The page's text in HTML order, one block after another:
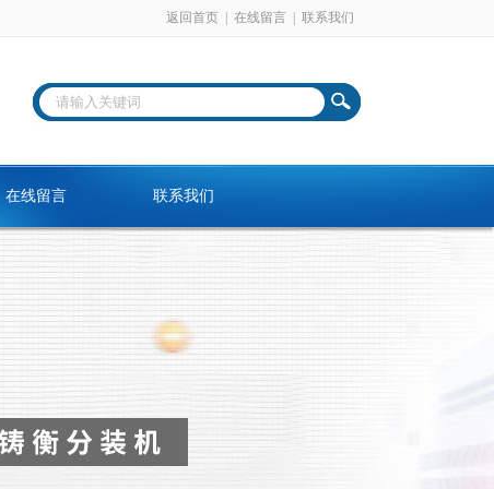
返回首页 在线留言 联系我们
在线留言 联系我们